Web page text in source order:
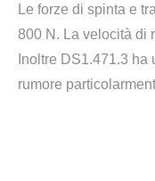
Le forze di spinta e
800 N. La velocità di
Inoltre DS1.471.3
rumore